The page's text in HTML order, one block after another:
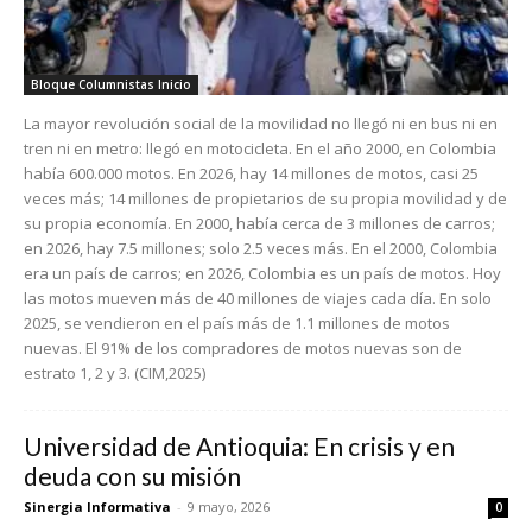
Bloque Columnistas Inicio
La mayor revolución social de la movilidad no llegó ni en bus ni en
tren ni en metro: llegó en motocicleta. En el año 2000, en Colombia
había 600.000 motos. En 2026, hay 14 millones de motos, casi 25
veces más; 14 millones de propietarios de su propia movilidad y de
su propia economía. En 2000, había cerca de 3 millones de carros;
en 2026, hay 7.5 millones; solo 2.5 veces más. En el 2000, Colombia
era un país de carros; en 2026, Colombia es un país de motos. Hoy
las motos mueven más de 40 millones de viajes cada día. En solo
2025, se vendieron en el país más de 1.1 millones de motos
nuevas. El 91% de los compradores de motos nuevas son de
estrato 1, 2 y 3. (CIM,2025)
Universidad de Antioquia: En crisis y en
deuda con su misión
Sinergia Informativa - 9 mayo, 2026 0